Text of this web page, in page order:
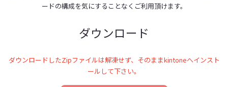
ードの構成を気にすることなくご利用頂けます。
ダウンロード
ダウンロードしたZipファイルは解凍せず、そのままkintoneへインスト
ールして下さい。